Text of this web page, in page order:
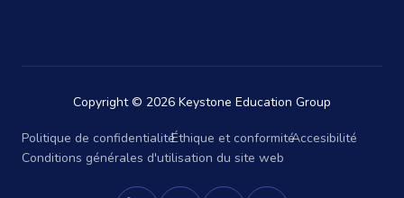
Copyright © 2026 Keystone Education Group
Politique de confidentialitéÉthique et conformitéAccesibilité
Conditions générales d'utilisation du site web